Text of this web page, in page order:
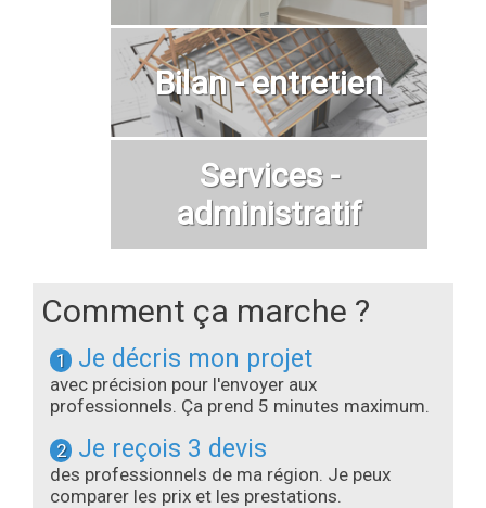
Bilan - entretien
Services -
administratif
Comment ça marche ?
1 Je décris mon projet
avec précision pour l'envoyer aux
professionnels. Ça prend 5 minutes maximum.
2 Je reçois 3 devis
des professionnels de ma région. Je peux
comparer les prix et les prestations.